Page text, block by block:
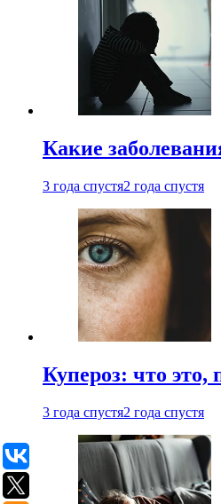
Какие
3 года спустя2 года спустя
Купероз: что это,
3 года спустя2 года спустя